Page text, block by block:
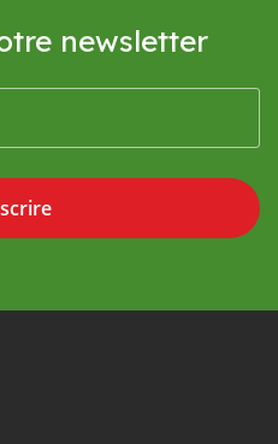
newsletter